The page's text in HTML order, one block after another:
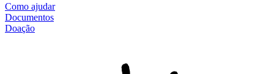
Como ajudar
Documentos
Doação